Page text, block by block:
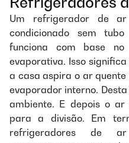
Um refrigerador de
condicionado sem
funciona com base
evaporativa. Isso
a casa aspira o ar
evaporador interno.
ambiente. E depois o
para a divisão. Em
refrigeradores de ar